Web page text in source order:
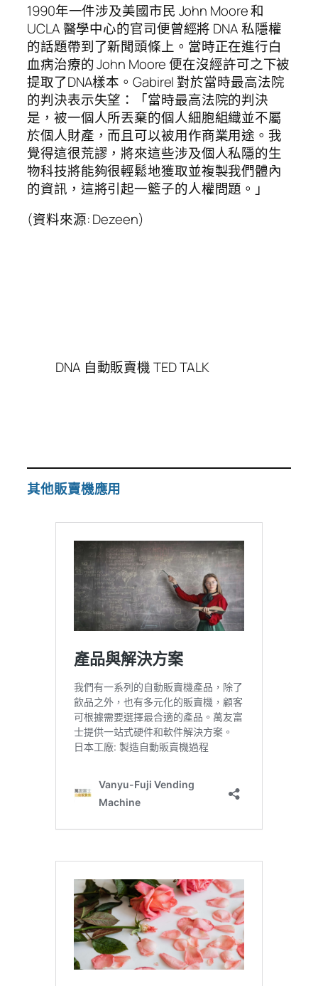
1990年一件涉及美國市民 John Moore 和
UCLA 醫學中心的官司便曾經將 DNA 私隱權
的話題帶到了新聞頭條上。當時正在進行白
血病治療的 John Moore 便在沒經許可之下被
提取了DNA樣本。Gabirel 對於當時最高法院
的判決表示失望：「當時最高法院的判決
是，被一個人所丟棄的個人細胞組織並不屬
於個人財產，而且可以被用作商業用途。我
覺得這很荒謬，將來這些涉及個人私隱的生
物科技將能夠很輕鬆地獲取並複製我們體內
的資訊，這將引起一籃子的人權問題。」
(資料來源: Dezeen)
DNA 自動販賣機 TED TALK
其他販賣機應用